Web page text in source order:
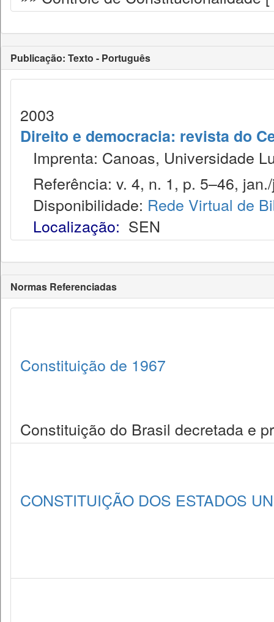
Publicação: Texto - Português
2003
Direito e democracia: revista do
Imprenta: Canoas, Universidade
Referência: v. 4, n. 1, p. 5–46,
Disponibilidade: Rede Virtual de
Localização: SEN
Normas Referenciadas
Constituição de 1967
Constituição do Brasil decretada e
CONSTITUIÇÃO DOS ESTADOS